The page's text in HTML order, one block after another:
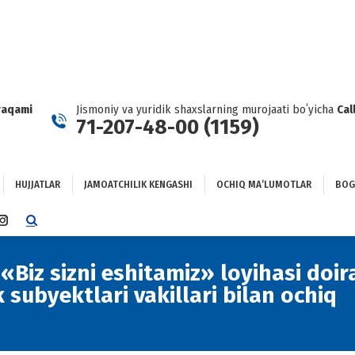
Jismoniy va yuridik shaxslarning murojaati boʻyicha
71-207-48-00 (1159)
HUJJATLAR JAMOATCHILIK KENGASHI OCHIQ MAʼLUMOTLAR
INSTAGRAM
IN
NEW
WINDOW
sizni eshitamiz» loyihasi
vakillari bilan ochiq